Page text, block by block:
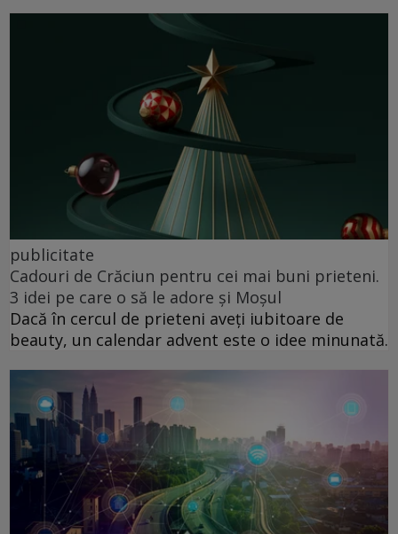
publicitate
Cadouri de Crăciun pentru cei mai buni prieteni.
3 idei pe care o să le adore și Moșul
Dacă în cercul de prieteni aveți iubitoare de
beauty, un calendar advent este o idee minunată.